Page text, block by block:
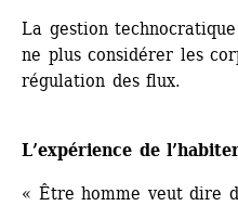
La gestion
ne plus considérer les
régulation des flux.
L’expérience de
« Être homme veut dire